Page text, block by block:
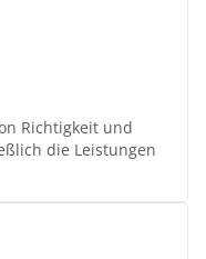
Richtigkeit und
die Leistungen